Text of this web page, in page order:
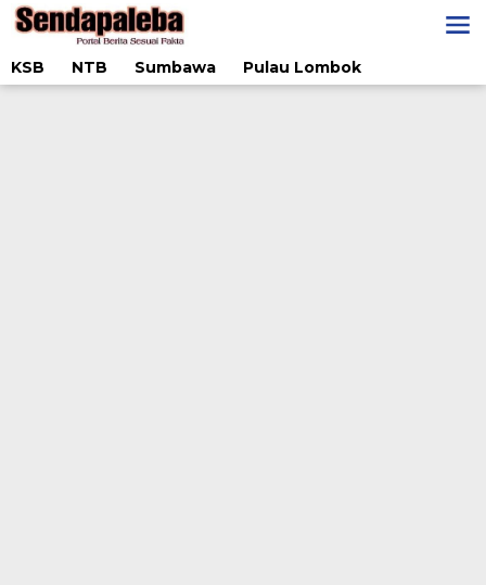
Lewati
ke
KSB
NTB Sumbawa Pulau Lombok